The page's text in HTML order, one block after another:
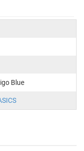
Blue